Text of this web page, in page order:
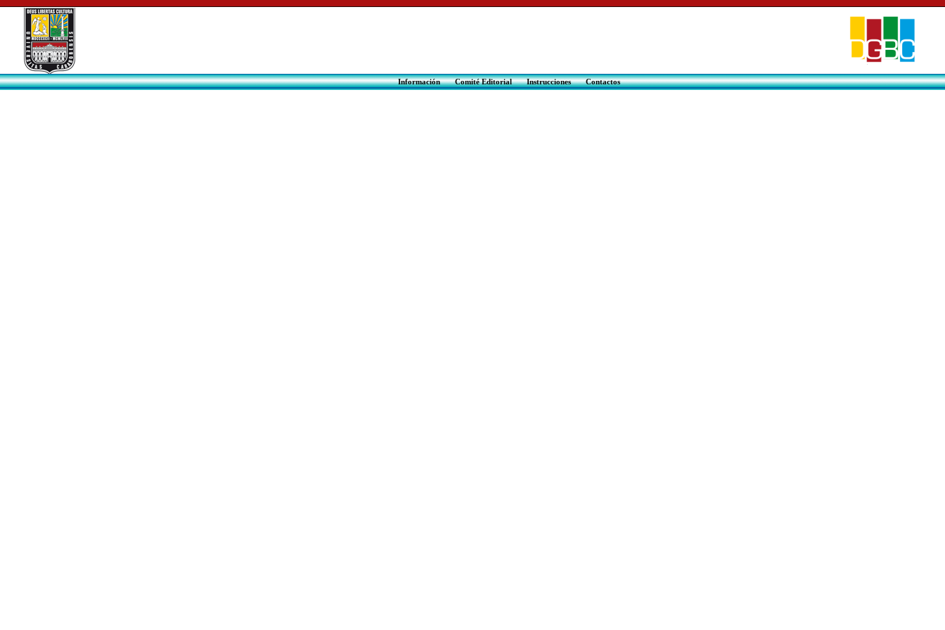
InformaciónComité EditorialInstruccionesContactos